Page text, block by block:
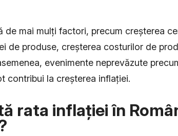
de mai mulți factori, precum creșterea
de produse, creșterea costurilor de
evenimente neprevăzute
contribui la creșterea inflației.
rata inflației în